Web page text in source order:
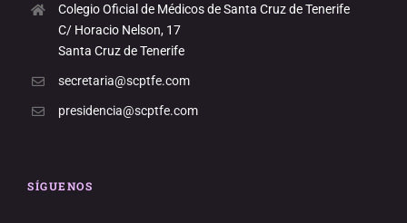
Colegio Oficial de Médicos de Santa Cruz de Tenerife
C/ Horacio Nelson, 17
Santa Cruz de Tenerife
secretaria@scptfe.com
presidencia@scptfe.com
SÍGUENOS